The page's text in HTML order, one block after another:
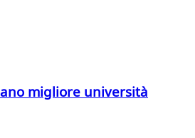
migliore università